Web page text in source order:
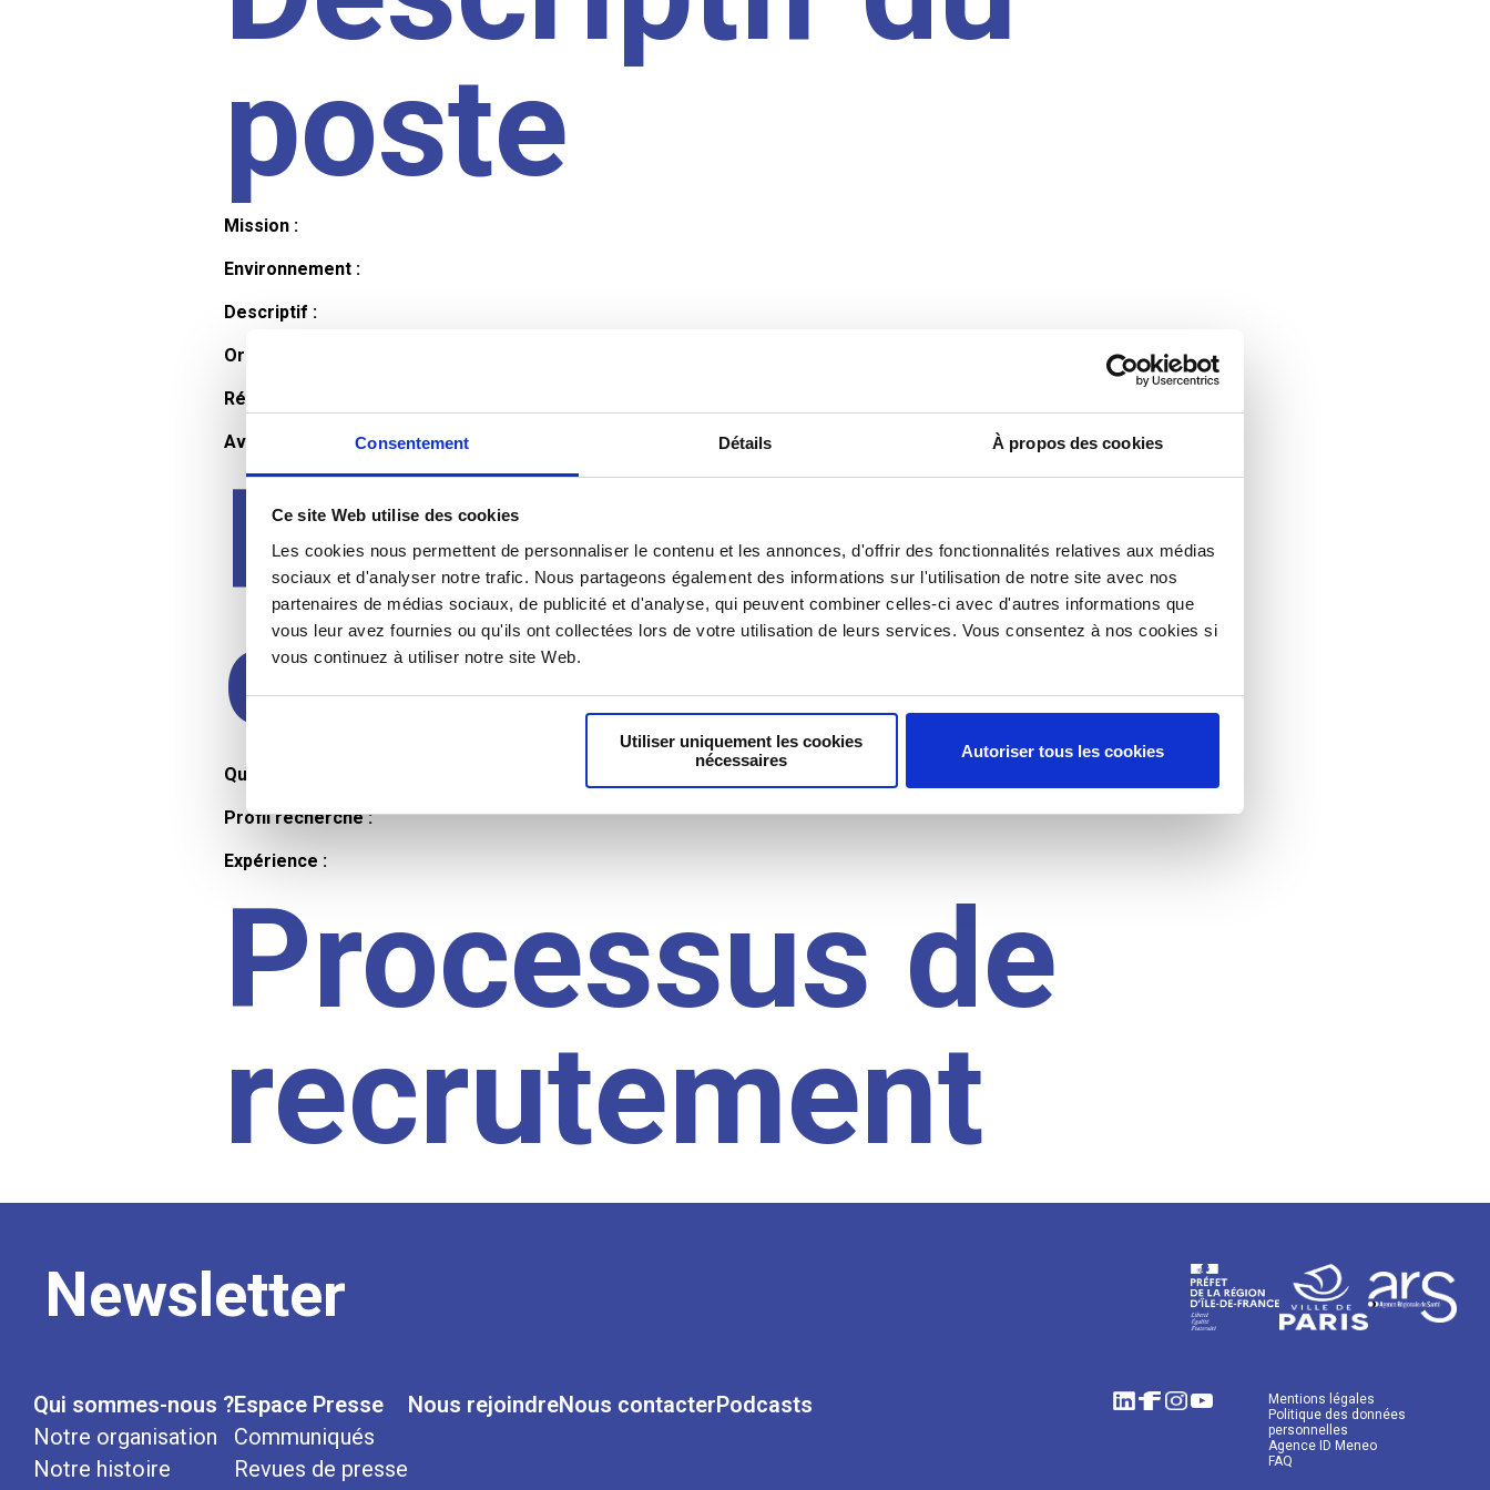
Consentement Détails À propos des cookies
Ce site Web utilise des cookies
Les cookies nous permettent de personnaliser le contenu et les annonces, d'offrir des fonctionnalités relatives aux médias
sociaux et d'analyser notre trafic. Nous partageons également des informations sur l'utilisation de notre site avec nos
partenaires de médias sociaux, de publicité et d'analyse, qui peuvent combiner celles-ci avec d'autres informations que
vous leur avez fournies ou qu'ils ont collectées lors de votre utilisation de leurs services. Vous consentez à nos cookies si
vous continuez à utiliser notre site Web.
Utiliser uniquement les cookies
nécessaires
Autoriser tous les cookies
poste
Mission :
Environnement :
Descriptif :
Organisation et horaires :
Rémunération :
Avantages :
Profil du
candidat
Qualifications et diplômes :
Profil recherché :
Expérience :
Processus de
recrutement
Newsletter
Qui sommes-nous ?
Notre organisation
Notre histoire
Espace Presse
Communiqués
Revues de presse
Nous rejoindreNous contacterPodcasts
Mentions légales
Politique des données
personnelles
Agence ID Meneo
FAQ